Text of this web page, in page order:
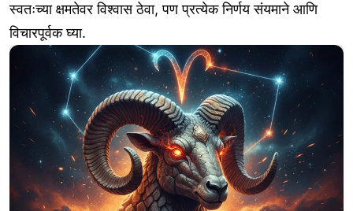
स्वतःच्या क्षमतेवर विश्वास ठेवा, पण प्रत्येक निर्णय संयमाने आणि
विचारपूर्वक घ्या.